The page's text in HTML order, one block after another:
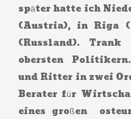
später hatte ich
(Austria), in Riga
(Russland).
obersten
und Ritter in zwei
Berater für
eines großen